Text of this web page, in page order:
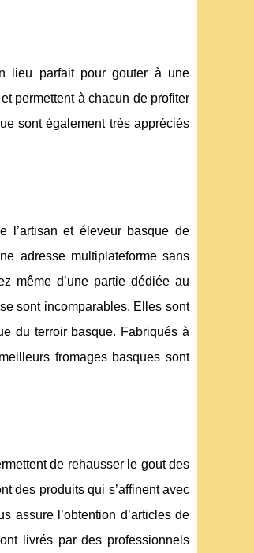
lieu parfait pour gouter à une
permettent à chacun de profiter
sont également très appréciés
l’artisan et éleveur basque de
adresse multiplateforme sans
même d’une partie dédiée au
sont incomparables. Elles sont
du terroir basque. Fabriqués à
fromages basques sont
de rehausser le gout des
des produits qui s’affinent avec
assure l’obtention d’articles de
livrés par des professionnels